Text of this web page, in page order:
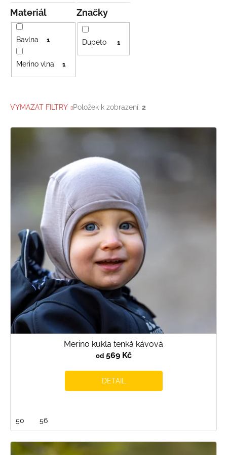
Značky
Dupeto 1
Materiál
Bavlna 1
Merino vlna 1
VYMAZAT FILTRY Položek k zobrazení: 2
V
u
k
t
ů
Merino kukla tenká kávová
od569 Kč
DETAIL
50 56